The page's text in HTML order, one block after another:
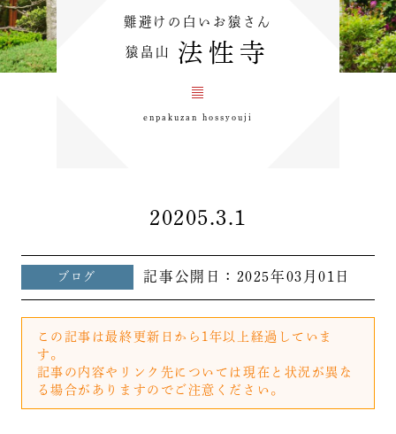
難避けの白いお猿さん
猿畠山 法性寺
enpakuzan hossyouji
20205.3.1
ブログ 記事公開日： 2025年03月01日
この記事は最終更新日から1年以上経過していま
す。
記事の内容やリンク先については現在と状況が異な
る場合がありますのでご注意ください。